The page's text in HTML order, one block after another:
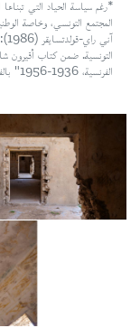
*رغم سياسة الحياد التي
المجتمع التونسي، وخاصة
التونسية. ضمن كتاب أقيرون
الفرنسية، 1936-1956" بالفرنسية. منشورات المركز الوطني للبحث العلمي (CNRS).